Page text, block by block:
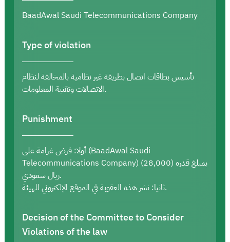
BaadAwal Saudi Telecommunications Company
Type of violation
تأسيس بطاقات اتصال بطريقة غير نظامية بالمخالفة لنظام
الاتصالات وتقنية المعلومات.
Punishment
أولا: فرض غرامة على (BaadAwal Saudi
Telecommunications Company) بمبلغ قدره (28,000)
ريال سعودي.
ثانيا: نشر هذه العقوبة في الموقع الإلكتروني للهيئة.
Decision of the Committee to Consider
Violations of the law